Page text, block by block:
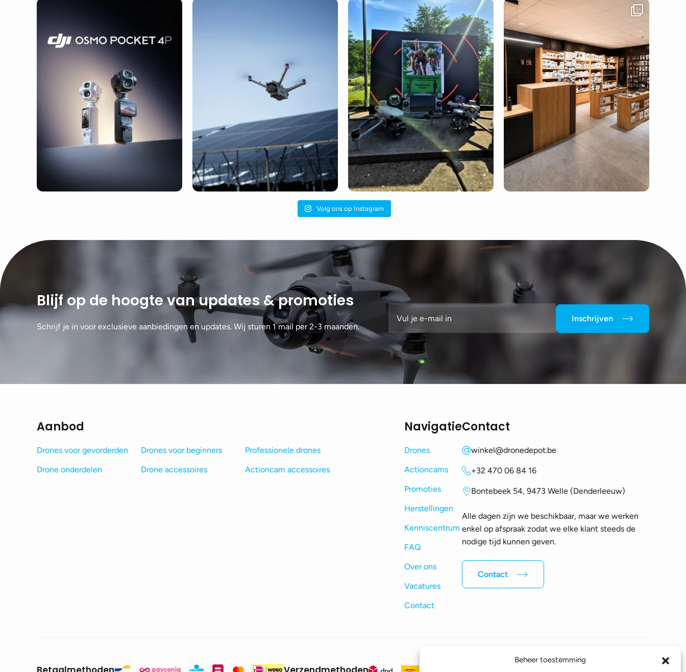
Beheer toestemming
Volg ons op Instagram
Blijf op de hoogte van updates & promoties
Schrijf je in voor exclusieve aanbiedingen en updates. Wij sturen 1 mail per 2-3 maanden.
Inschrijven
Aanbod
Drones voor gevorderden Drones voor beginners
Professionele drones
Drone onderdelen
Drone accessoires Actioncam accessoires
Navigatie
Drones
Actioncams
Promoties
Herstellingen
Kenniscentrum
FAQ
Over ons
Vacatures
Contact
Contact
winkel@dronedepot.be
+32 470 06 84 16
Bontebeek 54, 9473 Welle (Denderleeuw)
Alle dagen zijn we beschikbaar, maar we werken
enkel op afspraak zodat we elke klant steeds de
nodige tijd kunnen geven.
Contact